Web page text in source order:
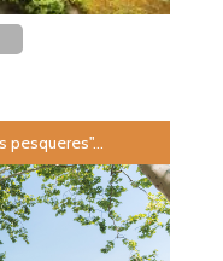
pesqueres"...